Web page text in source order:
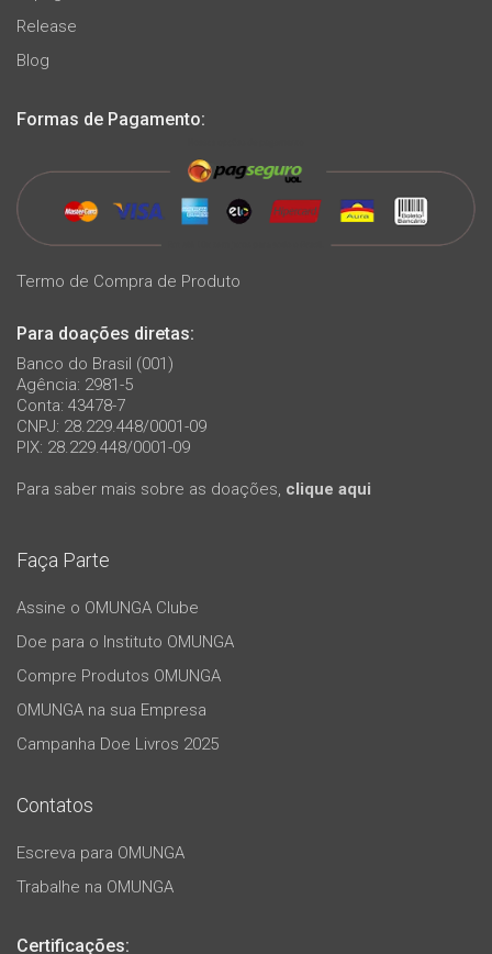
Release
Blog
Formas de Pagamento:
Termo de Compra de Produto
Para doações diretas:
Banco do Brasil (001)
Agência: 2981-5
Conta: 43478-7
CNPJ: 28.229.448/0001-09
PIX: 28.229.448/0001-09
Para saber mais sobre as doações, clique aqui
Faça Parte
Assine o OMUNGA Clube
Doe para o Instituto OMUNGA
Compre Produtos OMUNGA
OMUNGA na sua Empresa
Campanha Doe Livros 2025
Contatos
Escreva para OMUNGA
Trabalhe na OMUNGA
Certificações: